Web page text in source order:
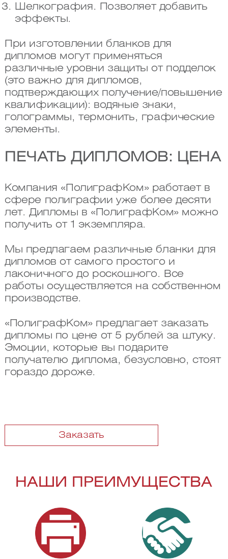
Шелкография. Позволяет добавить
эффекты.
При изготовлении бланков для
дипломов могут применяться
различные уровни защиты от подделок
(это важно для дипломов,
подтверждающих получение/повышение
квалификации): водяные знаки,
голограммы, термонить, графические
элементы.
ПЕЧАТЬ ДИПЛОМОВ: ЦЕНА
Компания «ПолиграфКом» работает в
сфере полиграфии уже более десяти
лет. Дипломы в «ПолиграфКом» можно
получить от 1 экземпляра.
Мы предлагаем различные бланки для
дипломов от самого простого и
лаконичного до роскошного. Все
работы осуществляется на собственном
производстве.
«ПолиграфКом» предлагает заказать
дипломы по цене от 5 рублей за штуку.
Эмоции, которые вы подарите
получателю диплома, безусловно, стоят
гораздо дороже.
Заказать
НАШИ ПРЕИМУЩЕСТВА